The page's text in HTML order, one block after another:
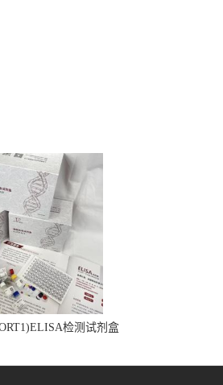
检测试剂盒